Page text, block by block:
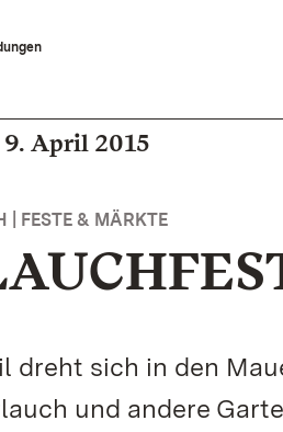
April 2015
| FESTE & MÄRKTE
dreht sich in den
und andere